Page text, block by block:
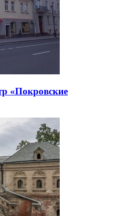
«Покровские